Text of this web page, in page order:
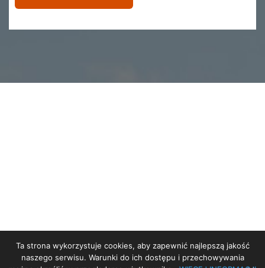
Ta strona wykorzystuje cookies, aby zapewnić najlepszą jakość
naszego serwisu. Warunki do ich dostępu i przechowywania
STRONA GŁÓWNA